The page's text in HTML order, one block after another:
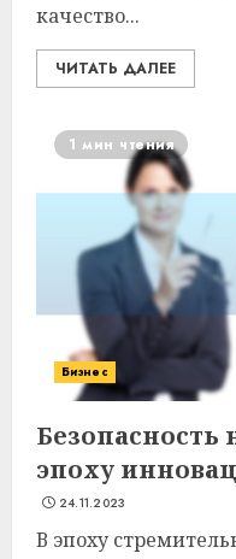
качество...
ЧИТАТЬ ДАЛЕЕ
1 мин чтения
Бизнес
Безопасность
эпоху
24.11.2023
В эпоху